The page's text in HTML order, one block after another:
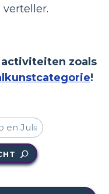
zoals
!